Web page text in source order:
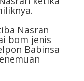
Nasran
bom jenis
Babinsa